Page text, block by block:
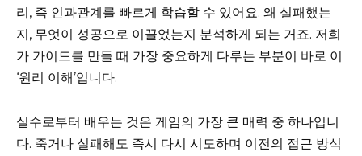
리, 즉 인과관계를 빠르게 학습할 수 있어요. 왜 실패했는
지, 무엇이 성공으로 이끌었는지 분석하게 되는 거죠. 저희
가 가이드를 만들 때 가장 중요하게 다루는 부분이 바로 이
‘원리 이해’입니다.
실수로부터 배우는 것은 게임의 가장 큰 매력 중 하나입니
다. 죽거나 실패해도 즉시 다시 시도하며 이전의 접근 방식